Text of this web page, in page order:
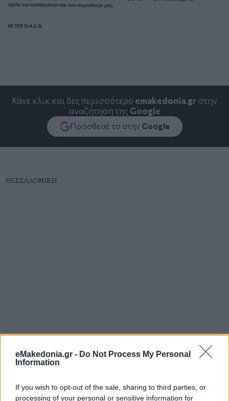
eMakedonia.gr - Do Not Process My Personal
Information
If you wish to opt-out of the sale, sharing to third parties, or
processing of your personal or sensitive information for
Κάνε κλικ και δες περισσότερο emakedonia.grστην
αναζήτηση της Google
Πρόσθεσέ το στην Google
ΘΕΣΣΑΛΟΝΙΚΗ